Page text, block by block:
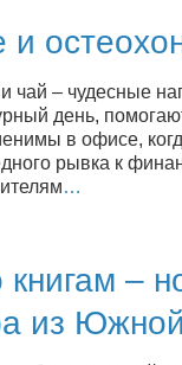
чай – чудесные
день,
в офисе,
рывка к
…
книгам –
из